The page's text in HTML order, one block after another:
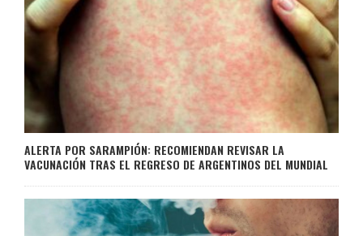
ALERTA POR SARAMPIÓN: RECOMIENDAN REVISAR LA
VACUNACIÓN TRAS EL REGRESO DE ARGENTINOS DEL MUNDIAL